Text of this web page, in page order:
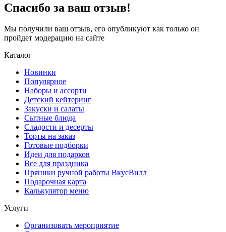
Спасибо за ваш отзыв!
Мы получили ваш отзыв, его опубликуют как только он
пройдет модерацию на сайте
Каталог
Новинки
Популярное
Наборы и ассорти
Детский кейтеринг
Закуски и салаты
Сытные блюда
Сладости и десерты
Торты на заказ
Готовые подборки
Идеи для подарков
Все для праздника
Пряники ручной работы ВкусВилл
Подарочная карта
Калькулятор меню
Услуги
Организовать мероприятие